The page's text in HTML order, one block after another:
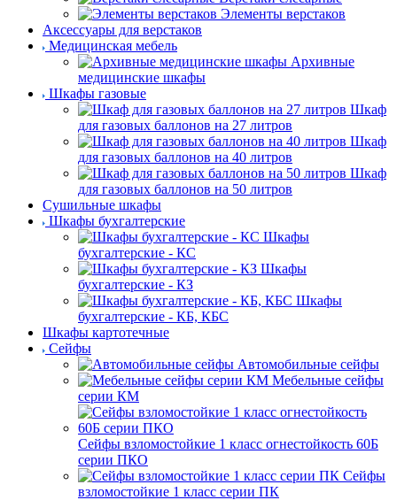
Элементы верстаков
Аксессуары для верстаков
Медицинская мебель
Архивные
медицинские шкафы
Шкафы газовые
Шкаф
для газовых баллонов на 27 литров
Шкаф
для газовых баллонов на 40 литров
Шкаф
для газовых баллонов на 50 литров
Сушильные шкафы
Шкафы бухгалтерские
Шкафы
бухгалтерские - КС
Шкафы
бухгалтерские - КЗ
Шкафы
бухгалтерские - КБ, КБС
Шкафы картотечные
Сейфы
Автомобильные сейфы
Мебельные сейфы
серии КМ
Сейфы взломостойкие 1 класс огнестойкость 60Б
серии ПКО
Сейфы
взломостойкие 1 класс серии ПК